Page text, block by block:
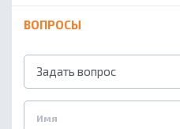
ВОПРОСЫ
Задать вопрос